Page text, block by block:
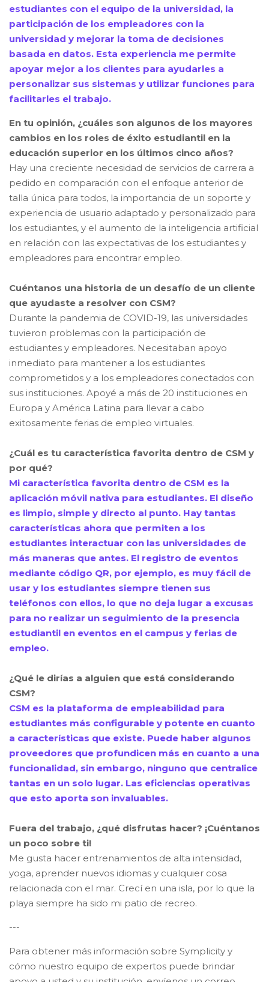
estudiantes con el equipo de la universidad, la
participación de los empleadores con la
universidad y mejorar la toma de decisiones
basada en datos. Esta experiencia me permite
apoyar mejor a los clientes para ayudarles a
personalizar sus sistemas y utilizar funciones para
facilitarles el trabajo.
En tu opinión, ¿cuáles son algunos de los mayores
cambios en los roles de éxito estudiantil en la
educación superior en los últimos cinco años?
Hay una creciente necesidad de servicios de carrera a
pedido en comparación con el enfoque anterior de
talla única para todos, la importancia de un soporte y
experiencia de usuario adaptado y personalizado para
los estudiantes, y el aumento de la inteligencia artificial
en relación con las expectativas de los estudiantes y
empleadores para encontrar empleo.
Cuéntanos una historia de un desafío de un cliente
que ayudaste a resolver con CSM?
Durante la pandemia de COVID-19, las universidades
tuvieron problemas con la participación de
estudiantes y empleadores. Necesitaban apoyo
inmediato para mantener a los estudiantes
comprometidos y a los empleadores conectados con
sus instituciones. Apoyé a más de 20 instituciones en
Europa y América Latina para llevar a cabo
exitosamente ferias de empleo virtuales.
¿Cuál es tu característica favorita dentro de CSM y
por qué?
Mi característica favorita dentro de CSM es la
aplicación móvil nativa para estudiantes. El diseño
es limpio, simple y directo al punto. Hay tantas
características ahora que permiten a los
estudiantes interactuar con las universidades de
más maneras que antes. El registro de eventos
mediante código QR, por ejemplo, es muy fácil de
usar y los estudiantes siempre tienen sus
teléfonos con ellos, lo que no deja lugar a excusas
para no realizar un seguimiento de la presencia
estudiantil en eventos en el campus y ferias de
empleo.
¿Qué le dirías a alguien que está considerando
CSM?
CSM es la plataforma de empleabilidad para
estudiantes más configurable y potente en cuanto
a características que existe. Puede haber algunos
proveedores que profundicen más en cuanto a una
funcionalidad, sin embargo, ninguno que centralice
tantas en un solo lugar. Las eficiencias operativas
que esto aporta son invaluables.
Fuera del trabajo, ¿qué disfrutas hacer? ¡Cuéntanos
un poco sobre ti!
Me gusta hacer entrenamientos de alta intensidad,
yoga, aprender nuevos idiomas y cualquier cosa
relacionada con el mar. Crecí en una isla, por lo que la
playa siempre ha sido mi patio de recreo.
---
Para obtener más información sobre Symplicity y
cómo nuestro equipo de expertos puede brindar